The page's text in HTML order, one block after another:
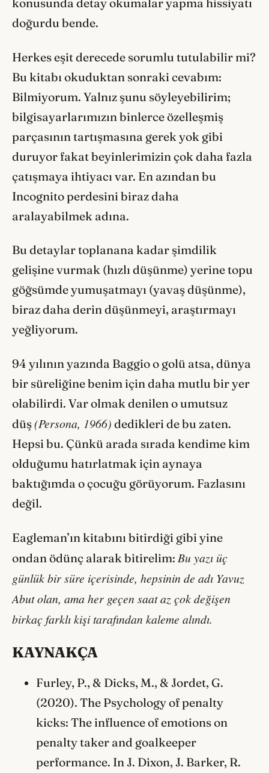
konusunda detay okumalar yapma hissiyatı
doğurdu bende.
Herkes eşit derecede sorumlu tutulabilir mi?
Bu kitabı okuduktan sonraki cevabım:
Bilmiyorum. Yalnız şunu söyleyebilirim;
bilgisayarlarımızın binlerce özelleşmiş
parçasının tartışmasına gerek yok gibi
duruyor fakat beyinlerimizin çok daha fazla
çatışmaya ihtiyacı var. En azından bu
Incognito perdesini biraz daha
aralayabilmek adına.
Bu detaylar toplanana kadar şimdilik
gelişine vurmak (hızlı düşünme) yerine topu
göğsümde yumuşatmayı (yavaş düşünme),
biraz daha derin düşünmeyi, araştırmayı
yeğliyorum.
94 yılının yazında Baggio o golü atsa, dünya
bir süreliğine benim için daha mutlu bir yer
olabilirdi. Var olmak denilen o umutsuz
düş(Persona, 1966) dedikleri de bu zaten.
Hepsi bu. Çünkü arada sırada kendime kim
olduğumu hatırlatmak için aynaya
baktığımda o çocuğu görüyorum. Fazlasını
değil.
Eagleman’ın kitabını bitirdiği gibi yine
ondan ödünç alarak bitirelim: Bu yazı üç
günlük bir süre içerisinde, hepsinin de adı Yavuz
Abut olan, ama her geçen saat az çok değişen
birkaç farklı kişi tarafından kaleme alındı.
KAYNAKÇA
Furley, P., & Dicks, M., & Jordet, G.
(2020). The Psychology of penalty
kicks: The influence of emotions on
penalty taker and goalkeeper
performance. In J. Dixon, J. Barker, R.